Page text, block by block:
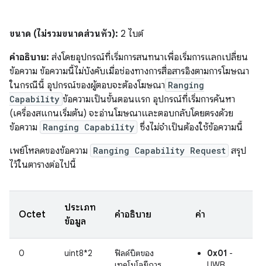
ขนาด (ไม่รวมขนาดส่วนหัว): 2 ไบต์
คำอธิบาย: ส่งโดยอุปกรณ์ที่เริ่มการสนทนาเพื่อเริ่มการแลกเปลี่ยน
ข้อความ ข้อความนี้ไม่บังคับเมื่อช่องทางการสื่อสารอิงตามการโฆษณา
ในกรณีนี้ อุปกรณ์ของผู้ตอบจะต้องโฆษณา Ranging
Capability ข้อความเป็นขั้นตอนแรก อุปกรณ์ที่เริ่มการค้นหา
(เครื่องสแกนเริ่มต้น) จะอ่านโฆษณาและตอบกลับโดยตรงด้วย
ข้อความ Ranging Capability ซึ่งไม่จำเป็นต้องใช้ข้อความนี้
เพย์โหลดของข้อความ Ranging Capability Request สรุป
ไว้ในตารางต่อไปนี้
Octet
ประเภท
ข้อมูล
คำอธิบาย ค่า
0 uint8*2
ฟิลด์บิตของ
0x01 -